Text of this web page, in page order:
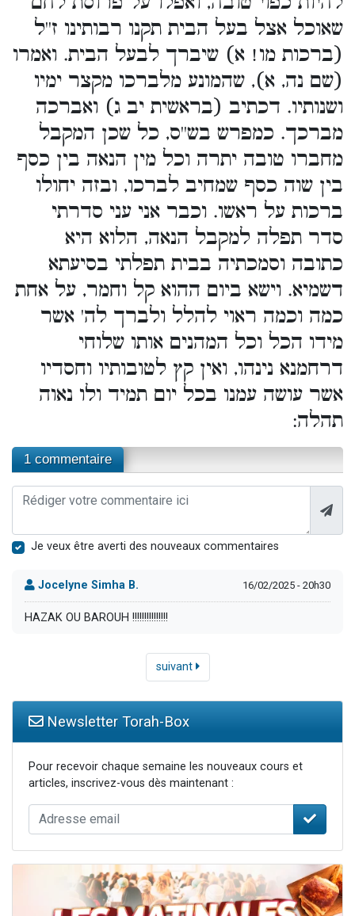
שאוכל אצל בעל הבית תקנו רבותינו ז''ל
(ברכות מו! א) שיברך לבעל הבית. ואמרו
(שם נה, א), שהמונע מלברכו מקצר ימיו
ושנותיו. דכתיב (בראשית יב ג) ואברכה
מברכך. כמפרש בש''ס, כל שכן המקבל
מחברו טובה יתרה וכל מין הנאה בין כסף
בין שוה כסף שמחיב לברכו, ובזה יחולו
ברכות על ראשו. וכבר אני עני סדרתי
סדר תפלה למקבל הנאה, הלוא היא
כתובה וסמכתיה בבית תפלתי בסיעתא
דשמיא. וישא ביום ההוא קל וחמר, על אחת
כמה וכמה ראוי להלל ולברך לה' אשר
מידו הכל וכל המהנים אותו שלוחי
דרחמנא נינהו, ואין קץ לטובותיו וחסדיו
אשר עושה עמנו בכל יום תמיד ולו נאוה
תהלה:
1 commentaire
Je veux être averti des nouveaux commentaires
Jocelyne Simha B. 16/02/2025 - 20h30
HAZAK OU BAROUH !!!!!!!!!!!!!!!
suivant
Newsletter Torah-Box
Pour recevoir chaque semaine les nouveaux cours et
articles, inscrivez-vous dès maintenant :